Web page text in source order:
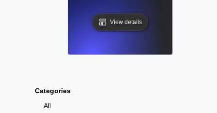
Categories
All
View details